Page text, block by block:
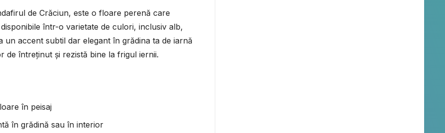
de Crăciun, este o floare perenă care
într-o varietate de culori, inclusiv alb,
accent subtil dar elegant în grădina ta de iarnă
de întreținut și rezistă bine la frigul iernii.
în peisaj
în grădină sau în interior